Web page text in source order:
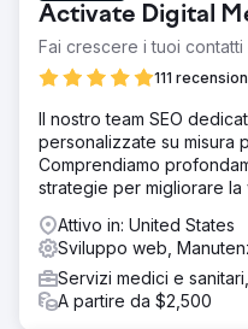
Activate Digital
Fai crescere i tuoi
111
Il nostro team SEO
personalizzate su misura
Comprendiamo
strategie per migliorare
Attivo in: United States
Sviluppo web,
Servizi medici e
A partire da $2,500